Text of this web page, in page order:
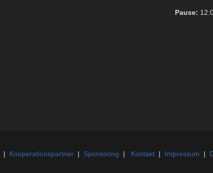
Pause:
| Kooperationspartner | Sponsoring | Kontakt | Impressum |